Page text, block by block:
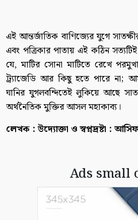
এই আন্তর্জাতিক বাণিজ্যের যুগে
এবং পত্রিকার পাতায় এই কঠিন
যে, মাটির সোনা মাটিতে রেখে
ট্র্যাজেডি আর কিছু হতে পারে না;
ঘানির যুগলবন্দিতেই লুকিয়ে আছে
অর্থনৈতিক মুক্তির আসল মহাকাব্য।
লেখক : উদ্যোক্তা ও স্বপ্নদ্রষ্টা :
Ads small